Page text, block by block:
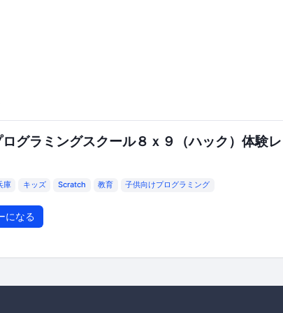
グラミングスクール８ｘ９（ハック）体験
庫 キッズ Scratch 教育 子供向けプログラミング
になる